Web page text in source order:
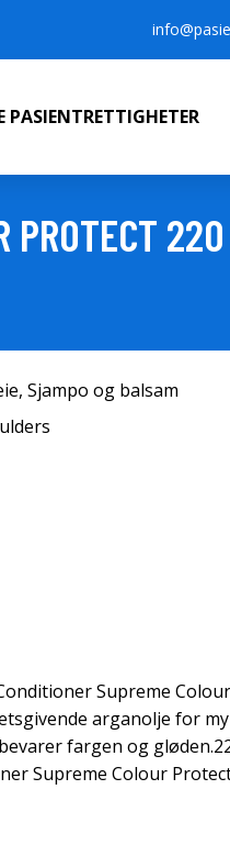
PASIENTRETTIGHETER
PROTECT
, Sjampo og balsam
Supreme
arganolje for
fargen og
Supreme Colour